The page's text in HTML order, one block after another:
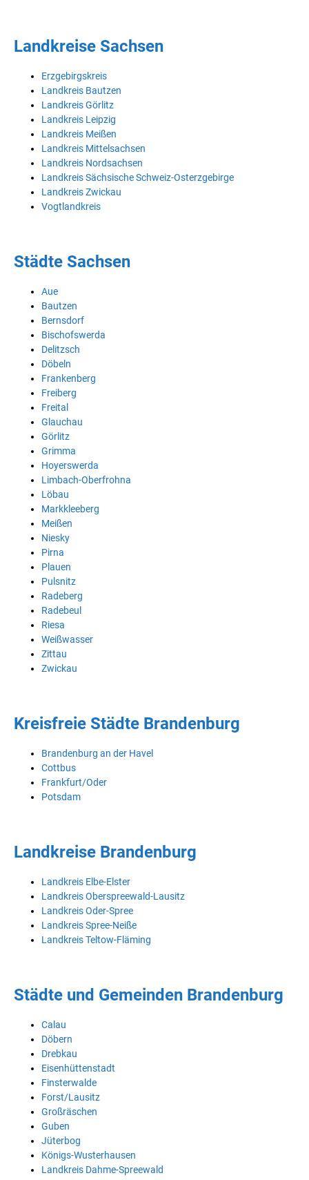
Landkreise Sachsen
Erzgebirgskreis
Landkreis Bautzen
Landkreis Görlitz
Landkreis Leipzig
Landkreis Meißen
Landkreis Mittelsachsen
Landkreis Nordsachsen
Landkreis Sächsische Schweiz-Osterzgebirge
Landkreis Zwickau
Vogtlandkreis
Städte Sachsen
Aue
Bautzen
Bernsdorf
Bischofswerda
Delitzsch
Döbeln
Frankenberg
Freiberg
Freital
Glauchau
Görlitz
Grimma
Hoyerswerda
Limbach-Oberfrohna
Löbau
Markkleeberg
Meißen
Niesky
Pirna
Plauen
Pulsnitz
Radeberg
Radebeul
Riesa
Weißwasser
Zittau
Zwickau
Kreisfreie Städte Brandenburg
Brandenburg an der Havel
Cottbus
Frankfurt/Oder
Potsdam
Landkreise Brandenburg
Landkreis Elbe-Elster
Landkreis Oberspreewald-Lausitz
Landkreis Oder-Spree
Landkreis Spree-Neiße
Landkreis Teltow-Fläming
Städte und Gemeinden Brandenburg
Calau
Döbern
Drebkau
Eisenhüttenstadt
Finsterwalde
Forst/Lausitz
Großräschen
Guben
Jüterbog
Königs-Wusterhausen
Landkreis Dahme-Spreewald